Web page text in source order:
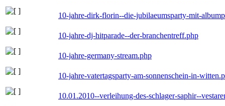
10-jahre-dirk-florin--die-jubilaeumsparty-mit-
10-jahre-dj-hitparade--der-branchentreff.php
10-jahre-germany-stream.php
10-jahre-vatertagsparty-am-sonnenschein-in-
10.01.2010--verleihung-des-schlager-saphir--